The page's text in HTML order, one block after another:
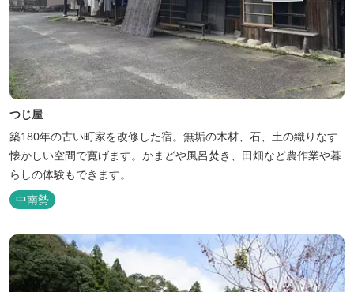
つじ屋
築180年の古い町家を改修した宿。無垢の木材、石、土の織りなす
懐かしい空間で寛げます。かまどや風呂焚き、田畑など農作業や暮
らしの体験もできます。
中南勢